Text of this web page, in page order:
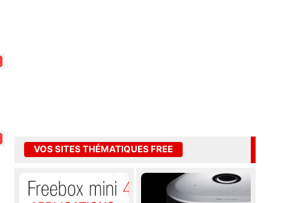
VOS SITES THÉMATIQUES FREE